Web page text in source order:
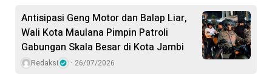
Antisipasi Geng Motor dan Balap Liar,
Wali Kota Maulana Pimpin Patroli
Gabungan Skala Besar di Kota Jambi
Redaksi 26/07/2026